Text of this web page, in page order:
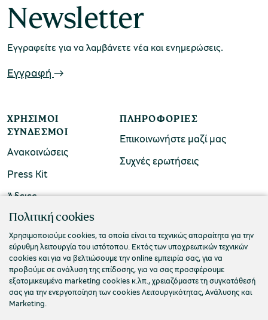
εισιτήρια
Newsletter
Εγγραφείτε για να λαμβάνετε νέα και ενημερώσεις.
Εγγραφή
ΧΡΉΣΙΜΟΙ
ΣΎΝΔΕΣΜΟΙ
Ανακοινώσεις
Press Kit
Άδειες
ΠΛΗΡΟΦΟΡΊΕΣ
Επικοινωνήστε μαζί μας
Συχνές ερωτήσεις
ΠΟΛΙΤΙΣΤΙΚΟ ΙΔΡΥΜΑ ΟΜΙΛΟΥ ΠΕΙΡΑΙΩΣ
Τ. 210 3256922
Ε. info@piop.gr
ΣΥΝΔΕΘΕΙΤΕ ΜΑΖΙ ΜΑΣ
Πολιτική cookies
Χρησιμοποιούμε cookies, τα οποία είναι τα τεχνικώς απαραίτητα για την
εύρυθμη λειτουργία του ιστότοπου. Εκτός των υποχρεωτικών τεχνικών
cookies και για να βελτιώσουμε την online εμπειρία σας, για να
προβούμε σε ανάλυση της επίδοσης, για να σας προσφέρουμε
εξατομικευμένα marketing cookies κ.λπ., χρειαζόμαστε τη συγκατάθεσή
σας για την ενεργοποίηση των cookies Λειτουργικότητας, Ανάλυσης και
Marketing.